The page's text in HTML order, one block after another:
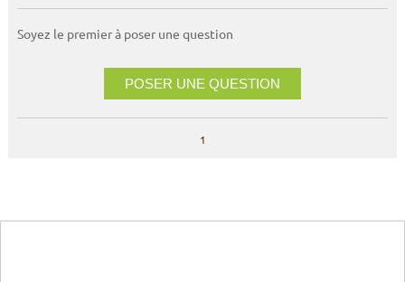
Soyez le premier à poser une question
POSER UNE QUESTION
1